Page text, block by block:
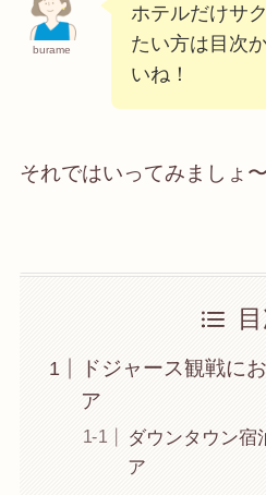
burame
ホテルだけサ
たい方は目次
いね！
それではいってみましょ〜
ドジャース観戦に
ア
ダウンタウン宿
ア